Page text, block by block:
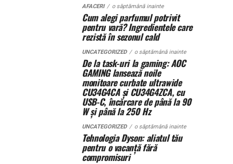
AFACERI o săptămână inainte
Cum alegi parfumul potrivit
pentru vară? Ingredientele care
rezistă în sezonul cald
UNCATEGORIZED o săptămână inainte
De la task-uri la gaming: AOC
GAMING lansează noile
monitoare curbate ultrawide
CU34G4CA și CU34G4ZCA, cu
USB-C, încărcare de până la 90
W și până la 250 Hz
UNCATEGORIZED o săptămână inainte
Tehnologia Dyson: aliatul tău
pentru o vacanță fără
compromisuri